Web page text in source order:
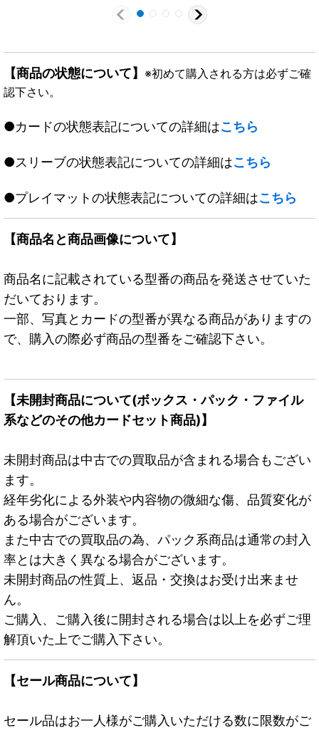
【商品の状態について】 ※初めて購入される方は必ずご確
認下さい。
●カードの状態表記についての詳細はこちら
●スリーブの状態表記についての詳細はこちら
●プレイマットの状態表記についての詳細はこちら
【商品名と商品画像について】
商品名に記載されている型番の商品を発送させていた
だいております。
一部、写真とカードの型番が異なる商品がありますの
で、購入の際必ず商品の型番をご確認下さい。
【未開封商品について(ボックス・パック・ファイル
系などのその他カードセット商品)】
未開封商品は中古での買取品が含まれる場合もござい
ます。
経年劣化による外装や内容物の微細な傷、品質変化が
ある場合がございます。
また中古での買取品の為、パック系商品は通常の封入
率とは大きく異なる場合がございます。
未開封商品の性質上、返品・交換はお受け出来ませ
ん。
ご購入、ご購入後に開封される場合は以上を必ずご理
解頂いた上でご購入下さい。
【セール商品について】
セール品はお一人様がご購入いただける数に限数がご